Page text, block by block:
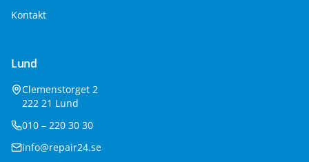
Kontakt
Lund
Clemenstorget 2
222 21 Lund
010 – 220 30 30
info@repair24.se